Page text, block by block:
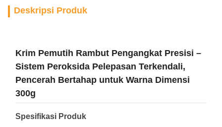
Deskripsi Produk
Krim Pemutih Rambut Pengangkat Presisi –
Sistem Peroksida Pelepasan Terkendali,
Pencerah Bertahap untuk Warna Dimensi
300g
Spesifikasi Produk